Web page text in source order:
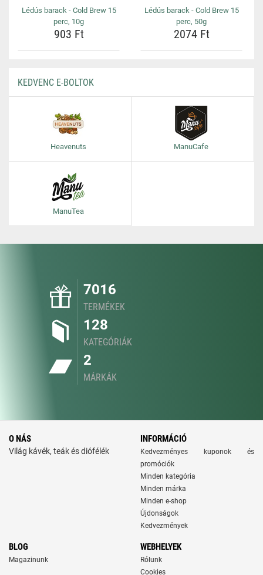
Lédús barack - Cold Brew 15
perc, 10g
903 Ft
Lédús barack - Cold Brew 15
perc, 50g
2074 Ft
KEDVENC E-BOLTOK
Heavenuts ManuCafe
ManuTea
7016
TERMÉKEK
128
KATEGÓRIÁK
2
MÁRKÁK
O NÁS
Világ kávék, teák és diófélék
INFORMÁCIÓ
Kedvezményes kuponok és
promóciók
Minden kategória
Minden márka
Minden e-shop
Újdonságok
Kedvezmények
BLOG
Magazinunk
WEBHELYEK
Rólunk
Cookies